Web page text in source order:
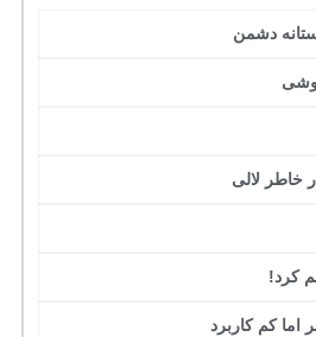
دشمن
خاطر لالی
کرد!
اما کم کاربرد